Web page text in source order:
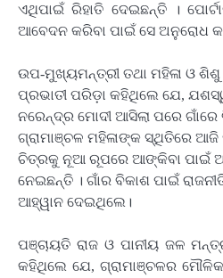
ଏଥିପାଇଁ ରିହାତି ଦେଇଛନ୍ତି ।
ଆବେଦନ କରିବା ପାଇଁ ସେ ଅନୁରୋଧ
ଉପ-ମୁଖ୍ୟମନ୍ତ୍ରୀ ତଥା ମହିଳା ଓ ଶିଶୁ
ପ୍ରଭାତୀ ପରିଡ଼ା କହିଥିଲେ ଯେ,
ନରେନ୍ଦ୍ର ମୋଦୀ ଆସିଲା ପରେ ଗାଁରେ
ଗ୍ରାମାଞ୍ଚଳ ମହିଳାଙ୍କ ସ୍ଥିତିରେ ଆଜି
ଚିତ୍ରକୁ ନୂଆ ରୂପରେ ଆଙ୍କିବା ପାଇଁ
ନେଇଛନ୍ତି । ଗାଁର ବିକାଶ ପାଇଁ
ଆହ୍ୱାନ ଦେଇଥିଲେ।
ପଞ୍ଚାୟତି ରାଜ ଓ ପାନୀୟ ଜଳ
କହିଥିଲେ ଯେ, ଗ୍ରାମାଞ୍ଚଳର